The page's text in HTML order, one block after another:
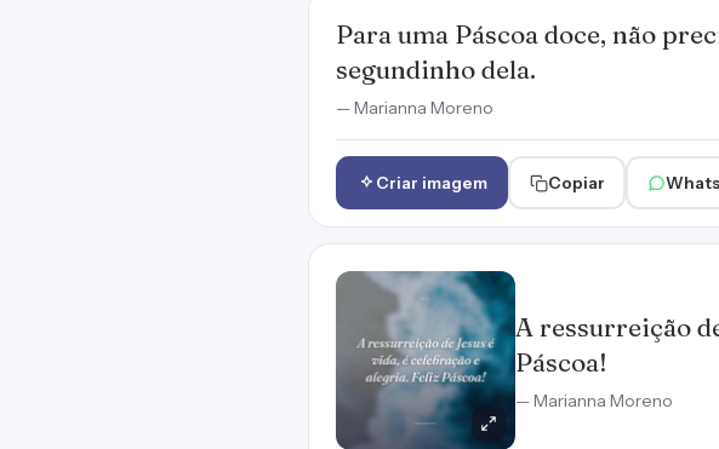
Para uma Páscoa doce, não
segundinho dela.
— Marianna Moreno
Criar imagem Copiar
A ressurreição
Páscoa!
— Marianna Moreno